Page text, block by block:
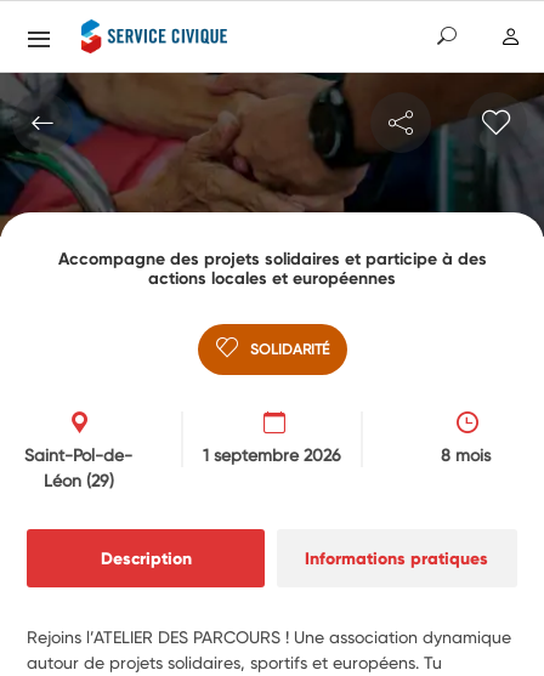
Accompagne des projets solidaires et participe à des
actions locales et européennes
SOLIDARITÉ
Saint-Pol-de-
Léon (29)
1 septembre 2026 8 mois
Description Informations pratiques
Rejoins l’ATELIER DES PARCOURS ! Une association dynamique
autour de projets solidaires, sportifs et européens. Tu